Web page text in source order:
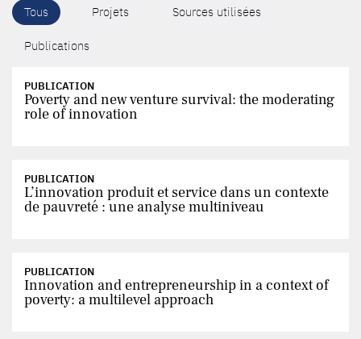
Tous Projets Sources utilisées
Publications
PUBLICATION
Poverty and new venture survival: the moderating
role of innovation
PUBLICATION
L’innovation produit et service dans un contexte
de pauvreté : une analyse multiniveau
PUBLICATION
Innovation and entrepreneurship in a context of
poverty: a multilevel approach